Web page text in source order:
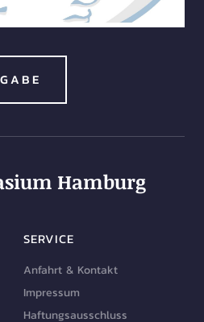
Hamburg
SERVICE
Anfahrt & Kontakt
Impressum
Haftungsausschluss